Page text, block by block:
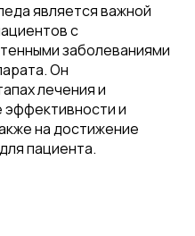
является важной
с
заболеваниями
Он
лечения и
эффективности и
на достижение
пациента.